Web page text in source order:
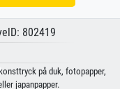
802419
på duk, fotopapper,
japanpapper.